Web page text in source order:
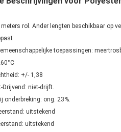
rol. Ander lengten beschikbaar op
toepassingen:
+/- 1,38
Drijvend: niet-drijft.
onderbreking: ong. 23%.
uitstekend
uitstekend